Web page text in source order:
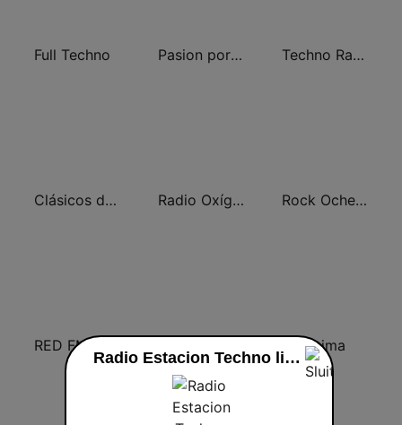
Full Techno Pasion por El Techno Techno Radio
Clásicos del Techno Radio Oxígeno Rock Ochentas Radio
RPP Lima
Radio Estacion Techno live luisteren